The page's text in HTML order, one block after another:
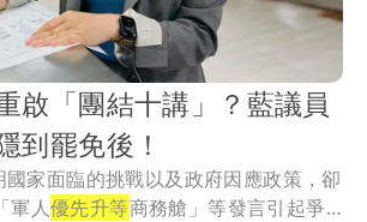
啟「團結十講」？藍議員
到罷免後！
家面臨的挑戰以及政府因應政策，卻
軍人優先升等商務艙」等發言引起爭